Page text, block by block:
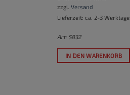
zzgl.Versand
Lieferzeit: ca. 2-3 Werktage
Art: S832
IN DEN WARENKORB